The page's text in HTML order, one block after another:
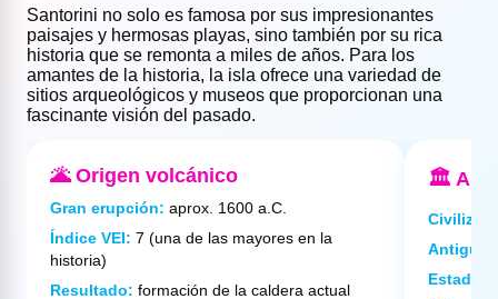
Santorini no solo es famosa por sus impresionantes
paisajes y hermosas playas, sino también por su rica
historia que se remonta a miles de años. Para los
amantes de la historia, la isla ofrece una variedad de
sitios arqueológicos y museos que proporcionan una
fascinante visión del pasado.
🌋 Origen volcánico
Gran erupción: aprox. 1600 a.C.
Índice VEI: 7 (una de las mayores en la
historia)
Resultado: formación de la caldera actual
🏛️
Estado: